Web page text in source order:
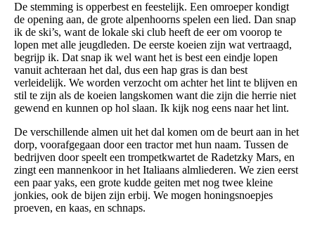
De stemming is opperbest en feestelijk. Een omroeper kondigt
de opening aan, de grote alpenhoorns spelen een lied. Dan snap
ik de ski’s, want de lokale ski club heeft de eer om voorop te
lopen met alle jeugdleden. De eerste koeien zijn wat vertraagd,
begrijp ik. Dat snap ik wel want het is best een eindje lopen
vanuit achteraan het dal, dus een hap gras is dan best
verleidelijk. We worden verzocht om achter het lint te blijven en
stil te zijn als de koeien langskomen want die zijn die herrie niet
gewend en kunnen op hol slaan. Ik kijk nog eens naar het lint.
De verschillende almen uit het dal komen om de beurt aan in het
dorp, voorafgegaan door een tractor met hun naam. Tussen de
bedrijven door speelt een trompetkwartet de Radetzky Mars, en
zingt een mannenkoor in het Italiaans almliederen. We zien eerst
een paar yaks, een grote kudde geiten met nog twee kleine
jonkies, ook de bijen zijn erbij. We mogen honingsnoepjes
proeven, en kaas, en schnaps.